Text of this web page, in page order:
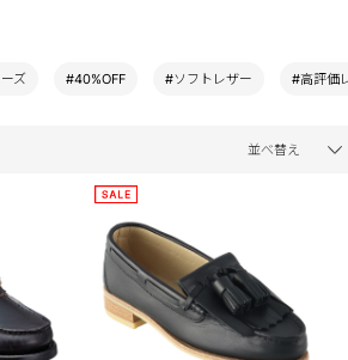
ズ #40%OFF #ソフトレザー #高評価
並べ替え